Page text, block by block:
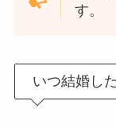
す。
いつ結婚し